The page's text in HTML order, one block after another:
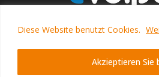
Diese Website benutzt Cookies.
Akzieptieren Sie
evolpe.software